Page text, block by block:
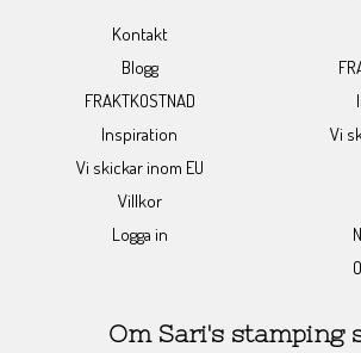
Kontakt
Blogg
FRAKTKOSTNAD
Inspiration
Vi skickar inom EU
Villkor
Logga in
Vi
Om Sari's stamping